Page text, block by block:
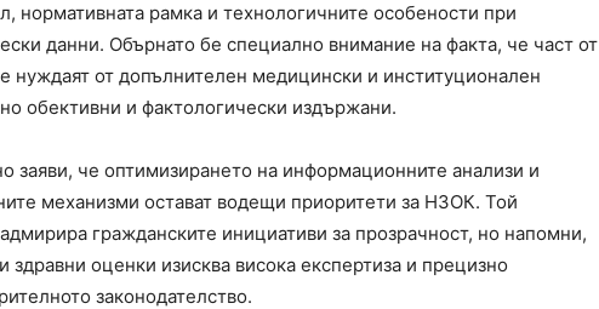
нормативната рамка и технологичните особености при
данни. Обърнато бе специално внимание на факта, че част от
нуждаят от допълнителен медицински и институционален
обективни и фактологически издържани.
заяви, че оптимизирането на информационните анализи и
механизми остават водещи приоритети за НЗОК. Той
гражданските инициативи за прозрачност, но напомни,
здравни оценки изисква висока експертиза и прецизно
законодателство.